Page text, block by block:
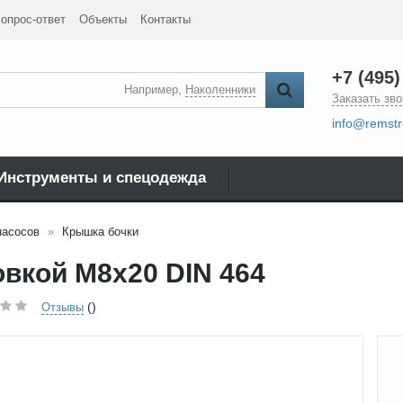
ответ Объекты Контакты
Например, Наколенники
+7
Заказать
и спецодежда
Крышка бочки
M8x20 DIN 464
Отзывы ()